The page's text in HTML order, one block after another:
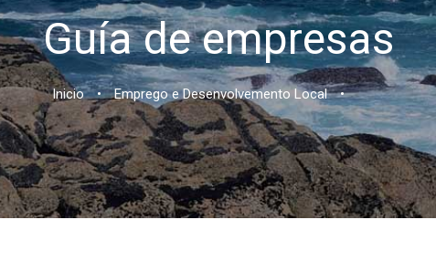
Guía de empresas
Inicio • Emprego e Desenvolvemento Local •